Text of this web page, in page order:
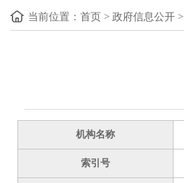
当前位置： 首页 > 政府信息公开 >
机构名称
索引号